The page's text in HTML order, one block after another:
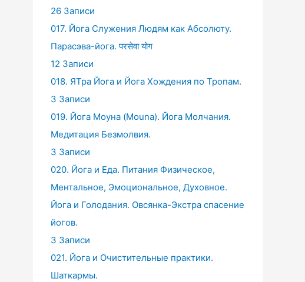
26 Записи
017. Йога Служения Людям как Абсолюту.
Парасэва-йога. परसेवा योग
12 Записи
018. ЯТра Йога и Йога Хождения по Тропам.
3 Записи
019. Йога Моуна (Mouna). Йога Молчания.
Медитация Безмолвия.
3 Записи
020. Йога и Еда. Питания Физическое,
Ментальное, Эмоциональное, Духовное.
Йога и Голодания. Овсянка-Экстра спасение
йогов.
3 Записи
021. Йога и Очистительные практики.
Шаткармы.